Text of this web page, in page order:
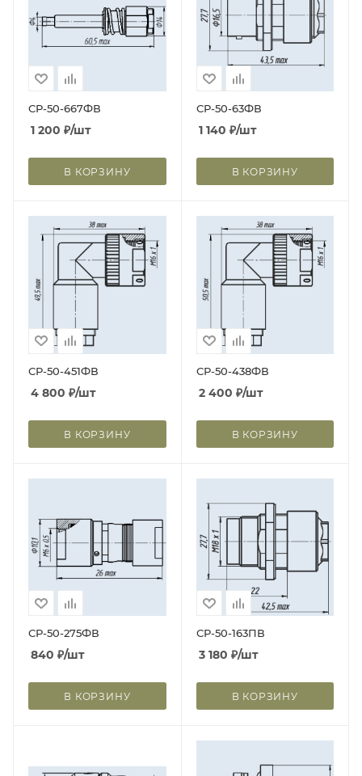
СР-50-667ФВ
1 200 ₽/шт
В КОРЗИНУ
СР-50-63ФВ
1 140 ₽/шт
В КОРЗИНУ
СР-50-451ФВ
4 800 ₽/шт
В КОРЗИНУ
СР-50-438ФВ
2 400 ₽/шт
В КОРЗИНУ
СР-50-275ФВ
840 ₽/шт
В КОРЗИНУ
СР-50-163ПВ
3 180 ₽/шт
В КОРЗИНУ